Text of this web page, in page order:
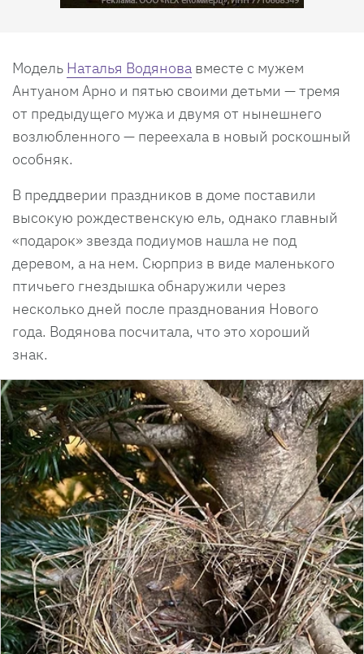
Модель Наталья Водянова вместе с мужем
Антуаном Арно и пятью своими детьми — тремя
от предыдущего мужа и двумя от нынешнего
возлюбленного — переехала в новый роскошный
особняк.
В преддверии праздников в доме поставили
высокую рождественскую ель, однако главный
«подарок» звезда подиумов нашла не под
деревом, а на нем. Сюрприз в виде маленького
птичьего гнездышка обнаружили через
несколько дней после празднования Нового
года. Водянова посчитала, что это хороший
знак.